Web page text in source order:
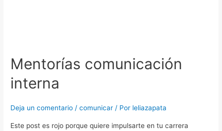
Mentorías comunicación
interna
Deja un comentario /comunicar / Por leliazapata
Este post es rojo porque quiere impulsarte en tu carrera
interna